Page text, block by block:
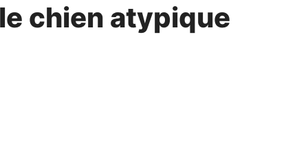
chien atypique